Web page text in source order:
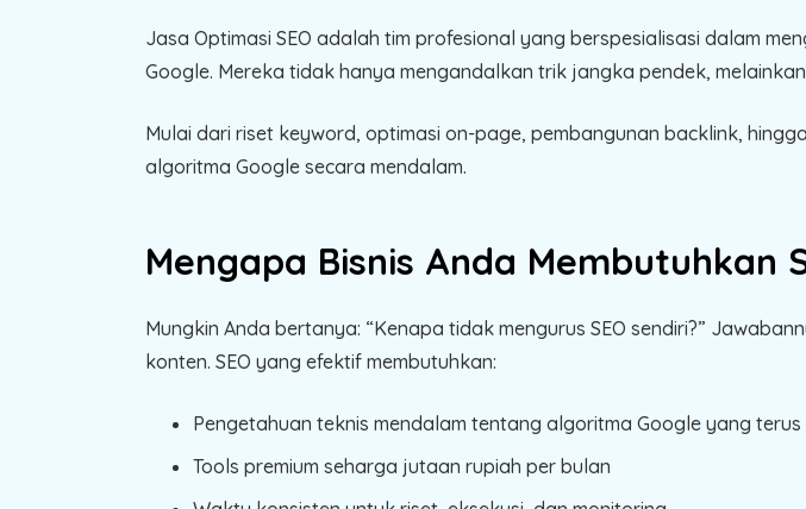
Jasa Optimasi SEO adalah tim profesional yang berspesialisasi dalam
Google. Mereka tidak hanya mengandalkan trik jangka pendek,
Mulai dari riset keyword, optimasi on-page, pembangunan backlink,
algoritma Google secara mendalam.
Mengapa Bisnis Anda Membutuhkan
Mungkin Anda bertanya: “Kenapa tidak mengurus SEO sendiri?”
konten. SEO yang efektif membutuhkan:
Pengetahuan teknis mendalam tentang algoritma Google yang
Tools premium seharga jutaan rupiah per bulan